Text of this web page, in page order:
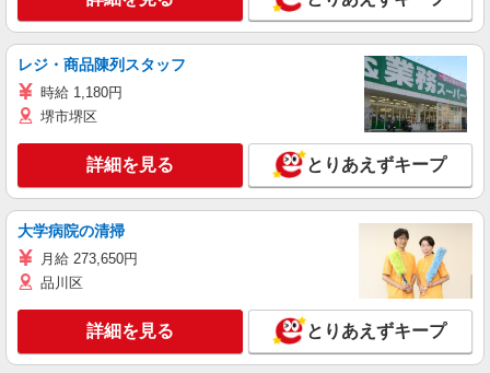
レジ・商品陳列スタッフ
時給 1,180円
堺市堺区
詳細を見る とりあえずキープ
大学病院の清掃
月給 273,650円
品川区
詳細を見る とりあえずキープ